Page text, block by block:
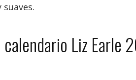
Liz Earle